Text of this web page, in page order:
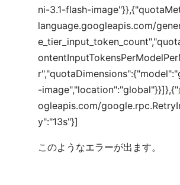
ni-3.1-flash-
language.googleapis.com/
-image","location":"global"}}]},{"
ogleapis.com/
y":"13s"}]
このようなエラーが出ます。